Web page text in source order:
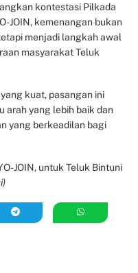
kontestasi Pilkada
JOIN, kemenangan bukan
menjadi langkah awal
masyarakat Teluk
kuat, pasangan ini
arah yang lebih baik dan
yang berkeadilan bagi
JOIN, untuk Teluk Bintuni